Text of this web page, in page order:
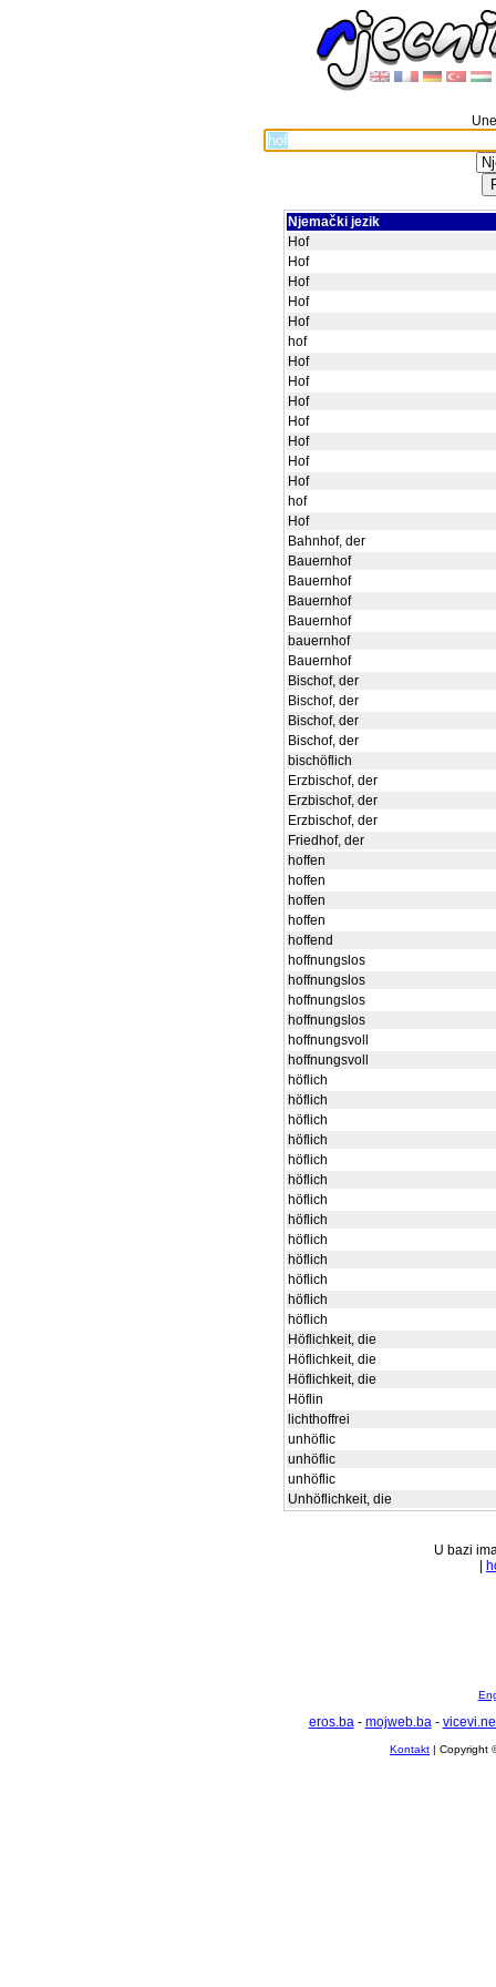
Njemački jezik
Hof
Hof
Hof
Hof
Hof
hof
Hof
Hof
Hof
Hof
Hof
Hof
Hof
hof
Hof
Bahnhof, der
Bauernhof
Bauernhof
Bauernhof
Bauernhof
bauernhof
Bauernhof
Bischof, der
Bischof, der
Bischof, der
Bischof, der
bischöflich
Erzbischof, der
Erzbischof, der
Erzbischof, der
Friedhof, der
hoffen
hoffen
hoffen
hoffen
hoffend
hoffnungslos
hoffnungslos
hoffnungslos
hoffnungslos
hoffnungsvoll
hoffnungsvoll
höflich
höflich
höflich
höflich
höflich
höflich
höflich
höflich
höflich
höflich
höflich
höflich
höflich
Höflichkeit, die
Höflichkeit, die
Höflichkeit, die
Höflin
lichthoffrei
unhöflic
unhöflic
unhöflic
Unhöflichkeit, die
U bazi
eros.ba- mojweb.ba-
Kontakt | Copyright